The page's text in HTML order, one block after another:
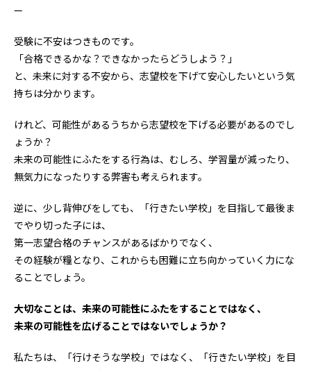
—
受験に不安はつきものです。
「合格できるかな？できなかったらどうしよう？」
と、未来に対する不安から、志望校を下げて安心したいという気
持ちは分かります。
けれど、可能性があるうちから志望校を下げる必要があるのでし
ょうか？
未来の可能性にふたをする行為は、むしろ、学習量が減ったり、
無気力になったりする弊害も考えられます。
逆に、少し背伸びをしても、「行きたい学校」を目指して最後ま
でやり切った子には、
第一志望合格のチャンスがあるばかりでなく、
その経験が糧となり、これからも困難に立ち向かっていく力にな
ることでしょう。
大切なことは、未来の可能性にふたをすることではなく、
未来の可能性を広げることではないでしょうか？
私たちは、「行けそうな学校」ではなく、「行きたい学校」を目